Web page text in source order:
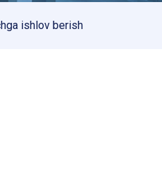
ishlov berish